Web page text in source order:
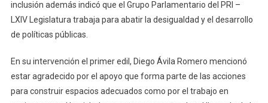
Y
inclusión además indicó que el Grupo Parlamentario del PRI –
LXIV Legislatura trabaja para abatir la desigualdad y el desarrollo
de políticas públicas.
En su intervención el primer edil, Diego Ávila Romero mencionó
estar agradecido por el apoyo que forma parte de las acciones
para construir espacios adecuados como por el trabajo en